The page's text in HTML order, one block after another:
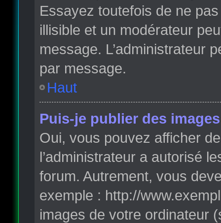
Essayez toutefois de ne
illisible et un modérateur
message. L’administrateur
par message.
Haut
Puis-je publier des
Oui, vous pouvez afficher
l’administrateur a autorisé
forum. Autrement, vous
exemple : http://
images de votre ordinateur